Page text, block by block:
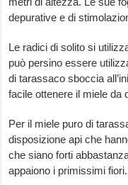
depurative e di
Le radici di solito si
può persino essere
di tarassaco sboccia
facile ottenere il miele da
Per il miele puro di
disposizione api che
che siano forti
appaiono i primissimi fiori.